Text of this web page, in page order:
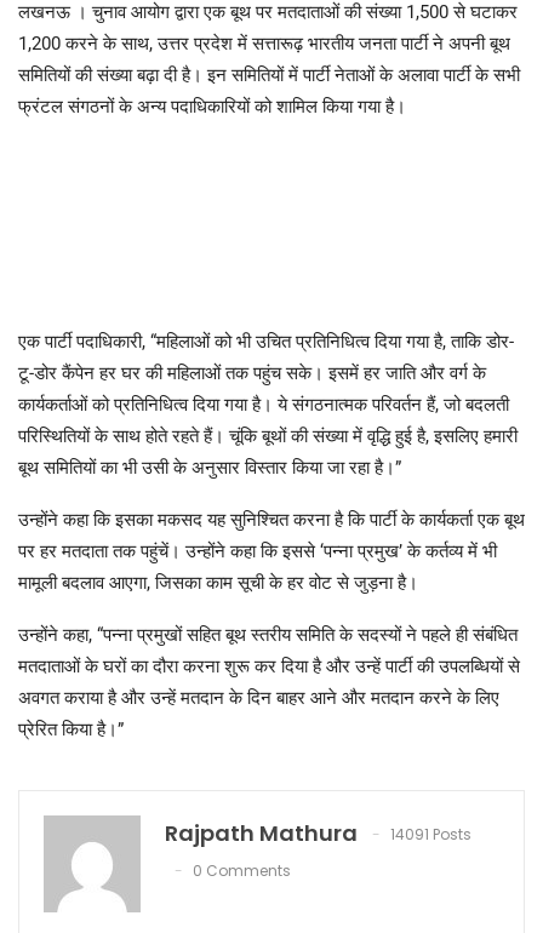
लखनऊ । चुनाव आयोग द्वारा एक बूथ पर मतदाताओं की संख्या 1,500 से घटाकर
1,200 करने के साथ, उत्तर प्रदेश में सत्तारूढ़ भारतीय जनता पार्टी ने अपनी बूथ
समितियों की संख्या बढ़ा दी है। इन समितियों में पार्टी नेताओं के अलावा पार्टी के सभी
फ्रंटल संगठनों के अन्य पदाधिकारियों को शामिल किया गया है।
एक पार्टी पदाधिकारी, “महिलाओं को भी उचित प्रतिनिधित्व दिया गया है, ताकि डोर-
टू-डोर कैंपेन हर घर की महिलाओं तक पहुंच सके। इसमें हर जाति और वर्ग के
कार्यकर्ताओं को प्रतिनिधित्व दिया गया है। ये संगठनात्मक परिवर्तन हैं, जो बदलती
परिस्थितियों के साथ होते रहते हैं। चूंकि बूथों की संख्या में वृद्धि हुई है, इसलिए हमारी
बूथ समितियों का भी उसी के अनुसार विस्तार किया जा रहा है।”
उन्होंने कहा कि इसका मकसद यह सुनिश्चित करना है कि पार्टी के कार्यकर्ता एक बूथ
पर हर मतदाता तक पहुंचें। उन्होंने कहा कि इससे ‘पन्ना प्रमुख’ के कर्तव्य में भी
मामूली बदलाव आएगा, जिसका काम सूची के हर वोट से जुड़ना है।
उन्होंने कहा, “पन्ना प्रमुखों सहित बूथ स्तरीय समिति के सदस्यों ने पहले ही संबंधित
मतदाताओं के घरों का दौरा करना शुरू कर दिया है और उन्हें पार्टी की उपलब्धियों से
अवगत कराया है और उन्हें मतदान के दिन बाहर आने और मतदान करने के लिए
प्रेरित किया है।”
Rajpath Mathura
14091 Posts
0 Comments